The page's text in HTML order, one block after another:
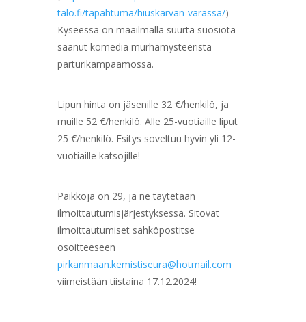
talo.fi/tapahtuma/hiuskarvan-varassa/)
Kyseessä on maailmalla suurta suosiota
saanut komedia murhamysteeristä
parturikampaamossa.
Lipun hinta on jäsenille 32 €/henkilö, ja
muille 52 €/henkilö. Alle 25-vuotiaille liput
25 €/henkilö. Esitys soveltuu hyvin yli 12-
vuotiaille katsojille!
Paikkoja on 29, ja ne täytetään
ilmoittautumisjärjestyksessä. Sitovat
ilmoittautumiset sähköpostitse
osoitteeseen
pirkanmaan.kemistiseura@hotmail.com
viimeistään tiistaina 17.12.2024!